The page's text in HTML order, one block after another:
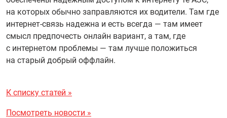
на которых обычно заправляются их водители. Там где
интернет-связь надежна и есть всегда — там имеет
смысл предпочесть онлайн вариант, а там, где
с интернетом проблемы — там лучше положиться
на старый добрый оффлайн.
К списку статей »
Посмотреть новости »